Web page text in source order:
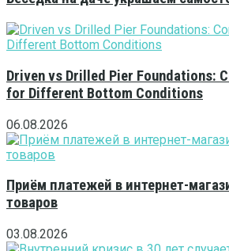
Driven vs Drilled Pier Foundations:
for Different Bottom Conditions
06.08.2026
Приём платежей в интернет-
товаров
03.08.2026